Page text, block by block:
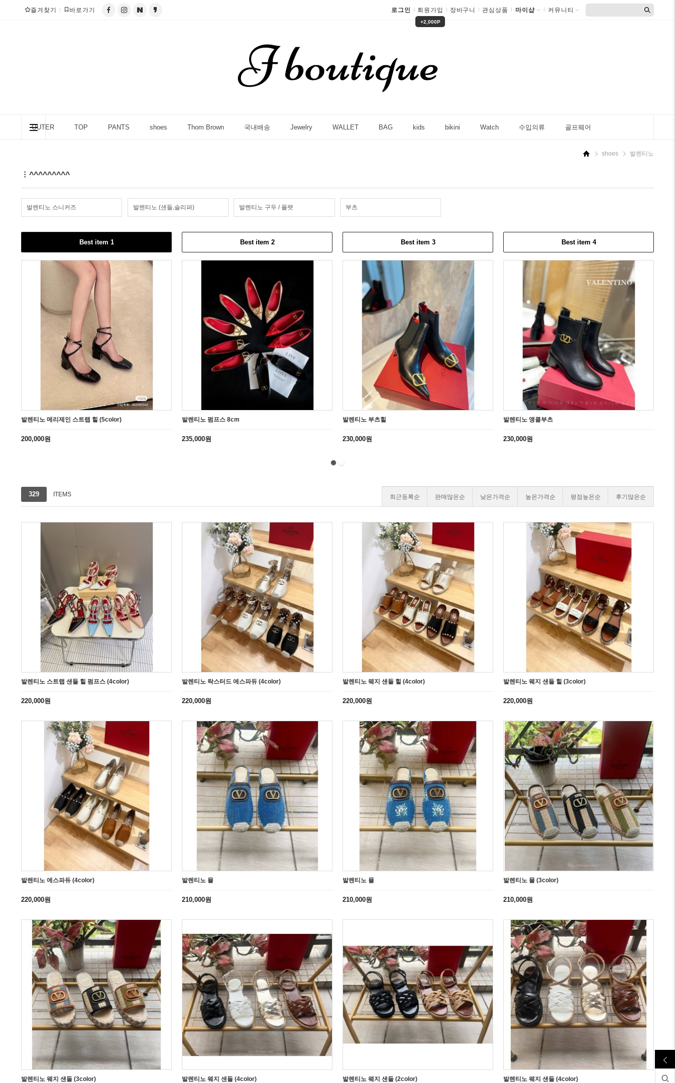
즐겨찾기 바로가기 로그인 회원가입
+2,000P
장바구니 관심상품 마이샵 커뮤니티
OUTER TOP PANTS shoes Thom Brown 국내배송 Jewelry WALLET BAG kids bikini Watch 수입의류 골프웨어
shoes 발렌티노
^^^^^^^^^
발렌티노 스니커즈 발렌티노 (샌들,슬리퍼) 발렌티노 구두 / 플랫 부츠
Best item 1
발렌티노 메리제인 스트랩 힐 (5color)
200,000원
Best item 2
발렌티노 펌프스 8cm
235,000원
Best item 3
발렌티노 부츠힐
230,000원
Best item 4
발렌티노 앵클부츠
230,000원
329 ITEMS 최근등록순 판매많은순 낮은가격순 높은가격순 평점높은순 후기많은순
발렌티노 스트랩 샌들 힐 펌프스 (4color)
220,000원
발렌티노 락스터드 에스파듀 (4color)
220,000원
발렌티노 웨지 샌들 힐 (4color)
220,000원
발렌티노 웨지 샌들 힐 (3color)
220,000원
발렌티노 에스파듀 (4color)
220,000원
발렌티노 뮬
210,000원
발렌티노 뮬
210,000원
발렌티노 뮬 (3color)
210,000원
발렌티노 웨지 샌들 (3color) 발렌티노 웨지 샌들 (4color) 발렌티노 웨지 샌들 (2color) 발렌티노 웨지 샌들 (4color)